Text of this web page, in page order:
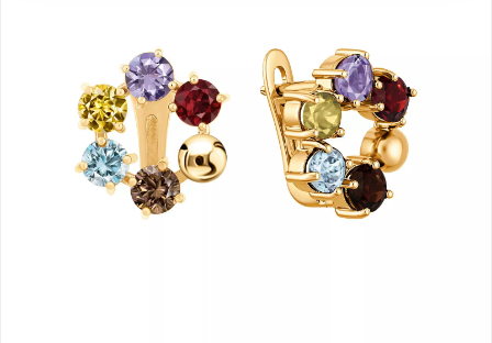
Серьги
Браслеты